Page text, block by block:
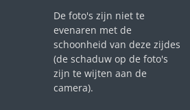
De foto's zijn niet te
evenaren met de
schoonheid van deze zijdes
(de schaduw op de foto's
zijn te wijten aan de
camera).